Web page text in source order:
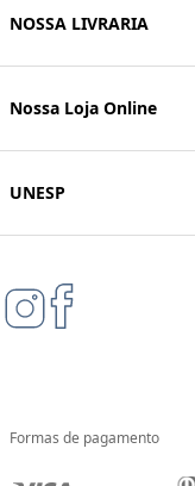
NOSSA LIVRARIA
Nossa Loja Online
UNESP
Formas de pagamento